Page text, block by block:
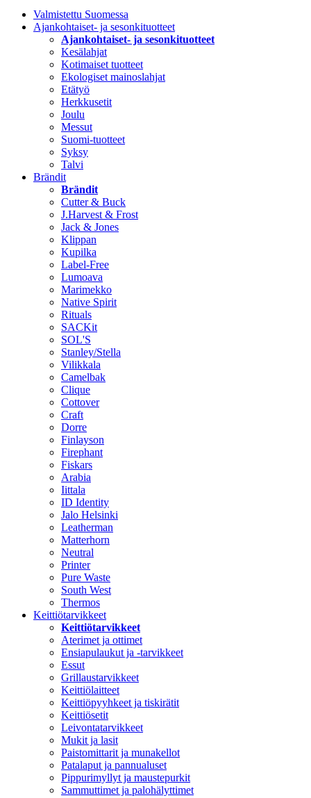
Valmistettu Suomessa
Ajankohtaiset- ja sesonkituotteet
Ajankohtaiset- ja sesonkituotteet
Kesälahjat
Kotimaiset tuotteet
Ekologiset mainoslahjat
Etätyö
Herkkusetit
Joulu
Messut
Suomi-tuotteet
Syksy
Talvi
Brändit
Brändit
Cutter & Buck
J.Harvest & Frost
Jack & Jones
Klippan
Kupilka
Label-Free
Lumoava
Marimekko
Native Spirit
Rituals
SACKit
SOL'S
Stanley/Stella
Vilikkala
Camelbak
Clique
Cottover
Craft
Dorre
Finlayson
Firephant
Fiskars
Arabia
Iittala
ID Identity
Jalo Helsinki
Leatherman
Matterhorn
Neutral
Printer
Pure Waste
South West
Thermos
Keittiötarvikkeet
Keittiötarvikkeet
Aterimet ja ottimet
Ensiapulaukut ja -tarvikkeet
Essut
Grillaustarvikkeet
Keittiölaitteet
Keittiöpyyhkeet ja tiskirätit
Keittiösetit
Leivontatarvikkeet
Mukit ja lasit
Paistomittarit ja munakellot
Patalaput ja pannualuset
Pippurimyllyt ja maustepurkit
Sammuttimet ja palohälyttimet